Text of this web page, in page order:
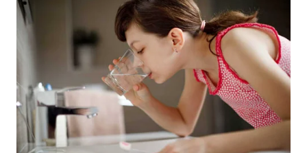
TAPANULI
UTARA
WN
SAMOSIR